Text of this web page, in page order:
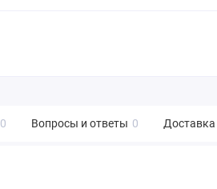
0 Вопросы и ответы 0 Доставка